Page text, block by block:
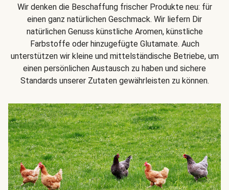
Wir denken die Beschaffung frischer Produkte neu: für
einen ganz natürlichen Geschmack. Wir liefern Dir
natürlichen Genuss künstliche Aromen, künstliche
Farbstoffe oder hinzugefügte Glutamate. Auch
unterstützen wir kleine und mittelständische Betriebe, um
einen persönlichen Austausch zu haben und sichere
Standards unserer Zutaten gewährleisten zu können.